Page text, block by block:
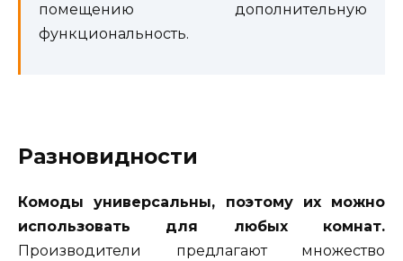
помещению дополнительную
функциональность.
Разновидности
Комоды универсальны, поэтому их можно
использовать для любых комнат.
Производители предлагают множество